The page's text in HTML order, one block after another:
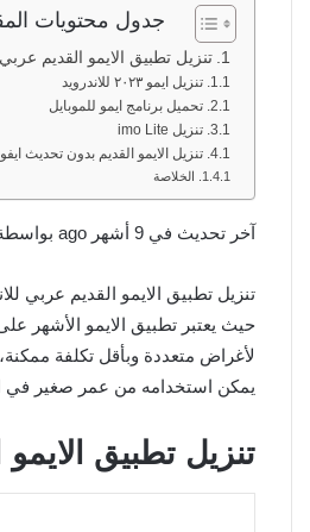
جدول محتويات
تنزيل تطبيق الايمو القديم
تنزيل ايمو ٢٠٢٣ للاندرويد
تحميل برنامج ايمو للموبايل
تنزيل imo Lite
تنزيل الايمو القديم بدون تحديث
الخلاصة
آخر تحديث في 9 أشهر ago بواسطة
تنزيل تطبيق الايمو القديم عربي
حيث يعتبر تطبيق الايمو الأشهر
لأغراض متعددة وبأقل تكلفة
يمكن استخدامه من عمر صغير في
تنزيل تطبيق